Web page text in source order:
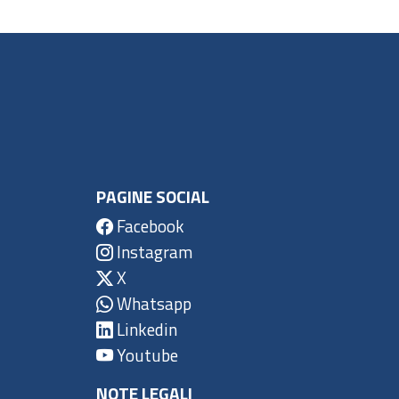
PAGINE SOCIAL
Facebook
Instagram
X
Whatsapp
Linkedin
Youtube
NOTE LEGALI